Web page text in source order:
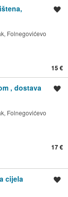
Folnegovićevo
15 €
, dostava
Folnegovićevo
17 €
cijela